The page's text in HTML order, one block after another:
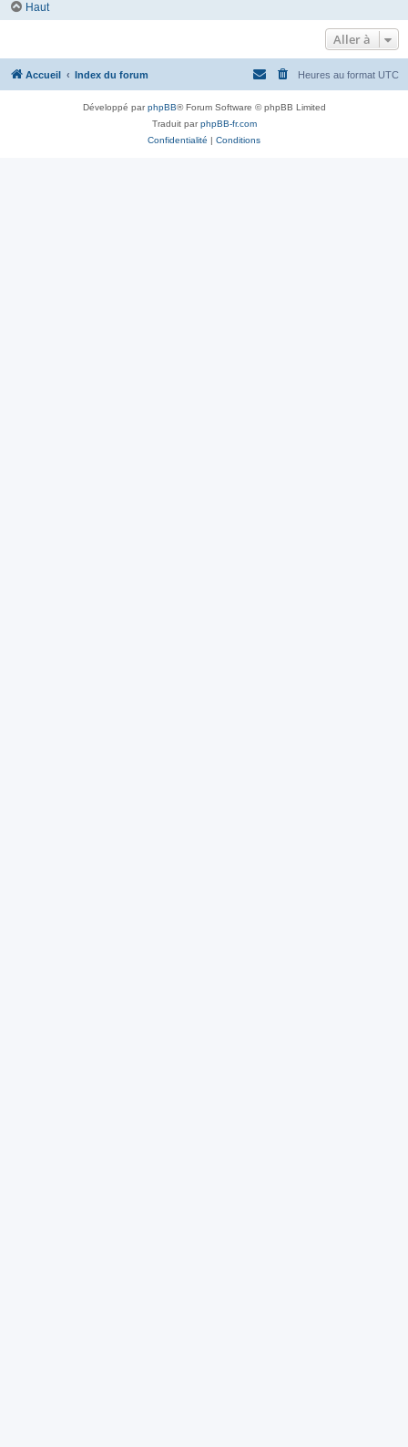
Haut
Aller à
Accueil Index du forum Heures au format UTC
Développé parphpBB® Forum Software © phpBB Limited
Traduit parphpBB-fr.com
Confidentialité | Conditions